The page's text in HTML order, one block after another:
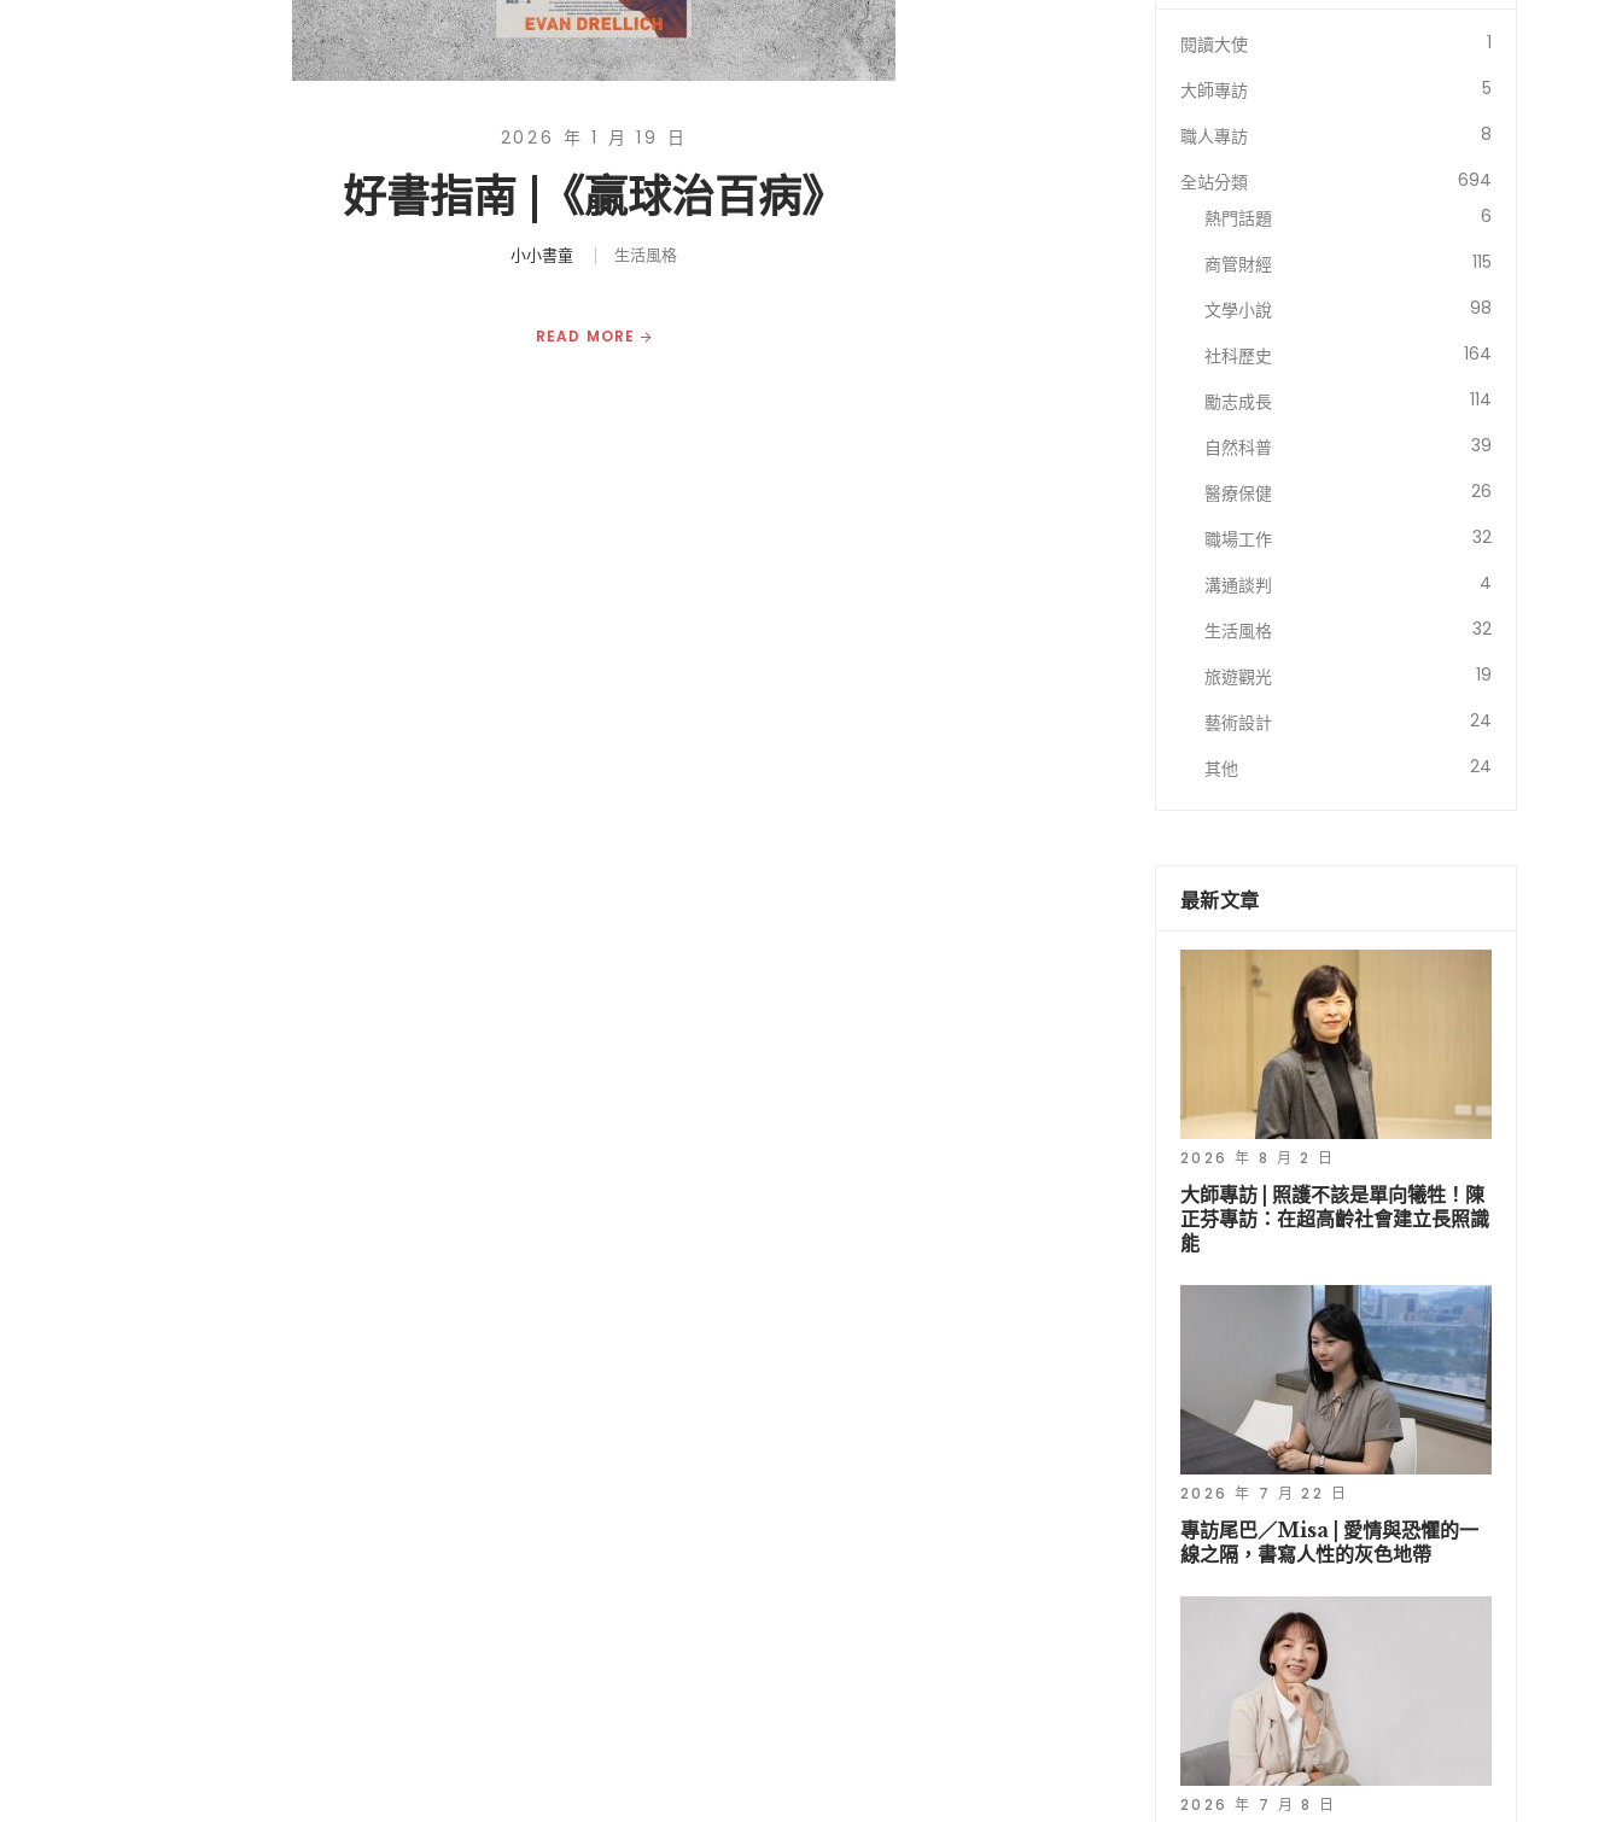
2026 年 1 月 19 日
好書指南 |《贏球治百病》
小小書童 生活風格
READ MORE
閱讀大使
1
大師專訪
5
職人專訪
8
全站分類
694
熱門話題
6
商管財經
115
文學小說
98
社科歷史
164
勵志成長
114
自然科普
39
醫療保健
26
職場工作
32
溝通談判
4
生活風格
32
旅遊觀光
19
藝術設計
24
其他
24
最新文章
2026 年 8 月 2 日
大師專訪 | 照護不該是單向犧牲！陳
正芬專訪：在超高齡社會建立長照識
能
2026 年 7 月 22 日
專訪尾巴／Misa | 愛情與恐懼的一
線之隔，書寫人性的灰色地帶
2026 年 7 月 8 日